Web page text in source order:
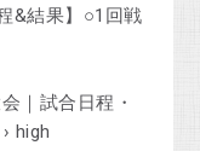
&結果】○1回戦
｜試合日程・
high